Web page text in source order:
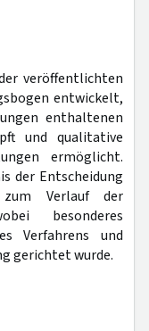
veröffentlichten
entwickelt,
enthaltenen
und qualitative
ermöglicht.
der Entscheidung
zum Verlauf der
besonderes
Verfahrens und
gerichtet wurde.